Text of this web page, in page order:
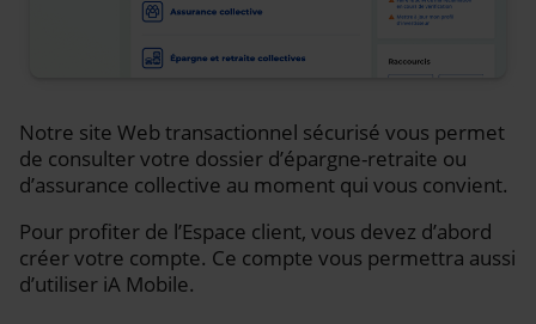
Notre site Web transactionnel sécurisé vous permet
de consulter votre dossier d’épargne-retraite ou
d’assurance collective au moment qui vous convient.
Pour profiter de l’Espace client, vous devez d’abord
créer votre compte. Ce compte vous permettra aussi
d’utiliser iA Mobile.